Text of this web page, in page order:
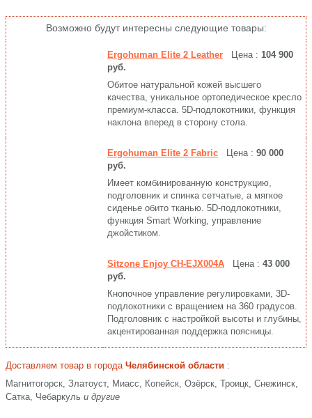
Возможно будут интересны следующие товары:
Ergohuman Elite 2 Leather Цена : 104 900
руб.
Обитое натуральной кожей высшего
качества, уникальное ортопедическое кресло
премиум-класса. 5D-подлокотники, функция
наклона вперед в сторону стола.
Ergohuman Elite 2 Fabric Цена : 90 000
руб.
Имеет комбинированную конструкцию,
подголовник и спинка сетчатые, а мягкое
сиденье обито тканью. 5D-подлокотники,
функция Smart Working, управление
джойстиком.
Sitzone Enjoy CH-EJX004A Цена : 43 000
руб.
Кнопочное управление регулировками, 3D-
подлокотники с вращением на 360 градусов.
Подголовник с настройкой высоты и глубины,
акцентированная поддержка поясницы.
Доставляем товар в города Челябинской области :
Магнитогорск, Златоуст, Миасс, Копейск, Озёрск, Троицк, Снежинск,
Сатка, Чебаркуль и другие